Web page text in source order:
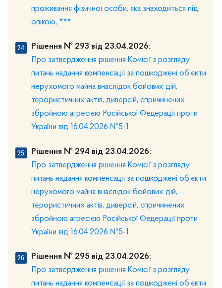
проживання фізичної особи, яка знаходиться під
опікою, ***
Рішення № 293 від 23.04.2026:
Про затвердження рішення Комісії з розгляду
питань надання компенсації за пошкоджені об’єкти
нерухомого майна внаслідок бойових дій,
терористичних актів, диверсій, спричинених
збройною агресією Російської Федерації проти
України від 16.04.2026 №5-1
Рішення № 294 від 23.04.2026:
Про затвердження рішення Комісії з розгляду
питань надання компенсації за пошкоджені об’єкти
нерухомого майна внаслідок бойових дій,
терористичних актів, диверсій, спричинених
збройною агресією Російської Федерації проти
України від 16.04.2026 №5-1
Рішення № 295 від 23.04.2026:
Про затвердження рішення Комісії з розгляду
питань надання компенсації за пошкоджені об’єкти